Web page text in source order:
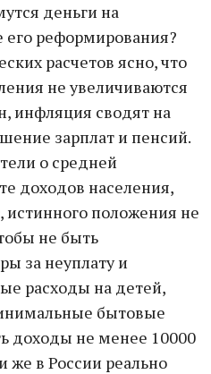
деньги на
реформирования?
расчетов ясно, что
не увеличиваются
инфляция сводят на
зарплат и пенсий.
о средней
доходов населения,
положения не
не быть
за неуплату и
расходы на детей,
бытовые
доходы не менее 10000
же в России реально